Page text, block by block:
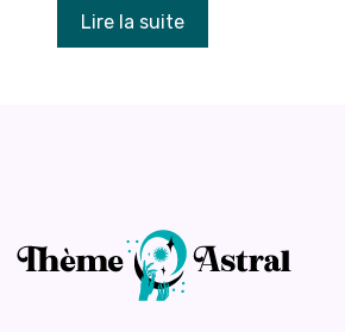
Lire la suite